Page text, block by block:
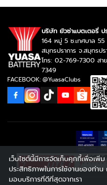
บริษัท ยัวซ่าแบตเตอรี่ ป
164 หมู่ 5 ซ.เทศบาล
สมุทรปราการ จ.สมุทรป
โทร: 02-769-7300 ส
7349
FACEBOOK: @YuasaClubs
เว็บไซต์นี้มีการจัดเก็บคุกกี้เพื่อเพิ่ม
ประสิทธิภาพในการใช้งานของท่าน
มอบบริการที่ดีที่สุดจากเรา